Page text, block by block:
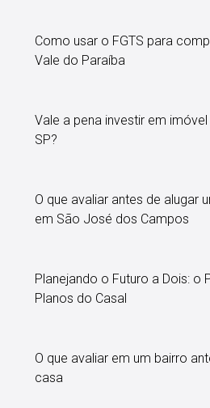
Como usar o FGTS para
Vale do Paraíba
Vale a pena investir em
SP?
O que avaliar antes de alugar
em São José dos Campos
Planejando o Futuro a Dois: o
Planos do Casal
O que avaliar em um bairro
casa